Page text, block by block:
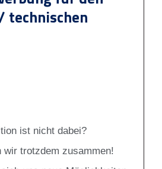
technischen
ist nicht dabei?
wir trotzdem zusammen!